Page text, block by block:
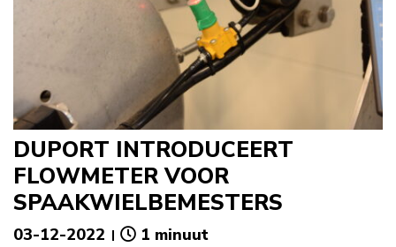
DUPORT INTRODUCEERT
FLOWMETER VOOR
SPAAKWIELBEMESTERS
03-12-2022 1 minuut